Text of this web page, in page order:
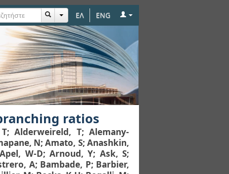
ΕΛ ENG
ratios
;Alderweireld, T;Alemany-
N;Amato, S;Anashkin,
Apel, W-D; Arnoud, Y; Ask, S;
A; Bambade, P; Barbier,